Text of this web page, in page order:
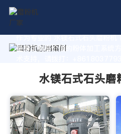
作为专业的 水镁石式石头磨粉机
量身定制高价值的粉体加工系统
水镁石式石头磨